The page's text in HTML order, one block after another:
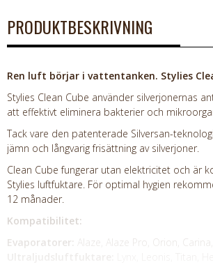
PRODUKTBESKRIVNING
Ren luft börjar i vattentanken. Stylies
Stylies Clean Cube använder silverjonernas
att effektivt eliminera bakterier och
Tack vare den patenterade Silversan-
jämn och långvarig frisättning av silverjoner.
Clean Cube fungerar utan elektricitet och är
Stylies luftfuktare. För optimal hygien
12 månader.
Kompatibilitet:
Evaporatorer: Alaze, Alaze Pro, Orion,